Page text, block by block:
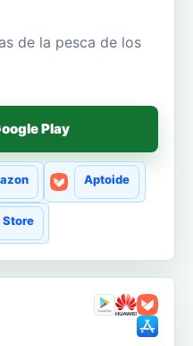
de la pesca de los
Play
Aptoide
Store